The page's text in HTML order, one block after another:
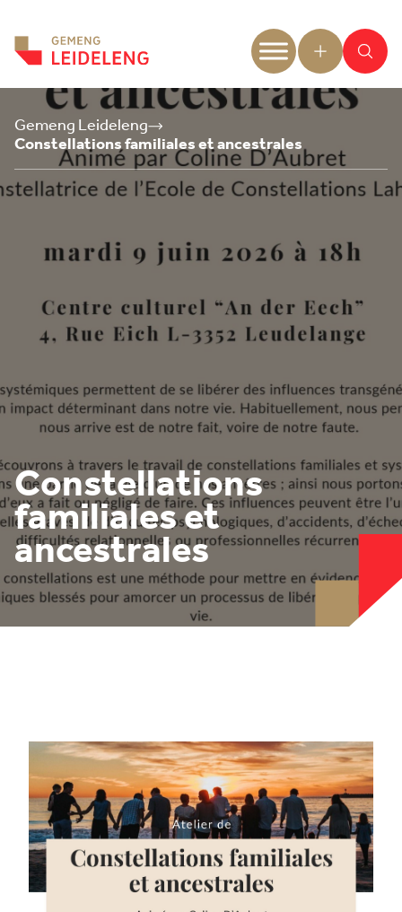
Gemeng Leideleng
Constellations familiales et ancestrales
Constellations
familiales et
ancestrales